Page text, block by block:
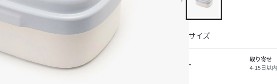
サイズ
-
取り寄せ
4-15日以